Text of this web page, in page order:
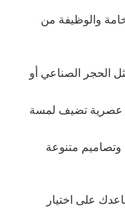
والوظيفة من
الحجر الصناعي أو
عصرية تضيف لمسة
متنوعة
على اختيار